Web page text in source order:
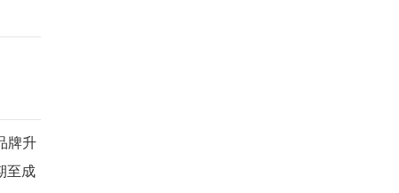
牌升
至成